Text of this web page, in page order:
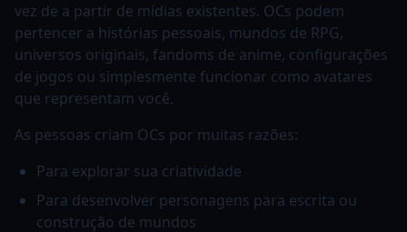
vez de a partir de mídias existentes. OCs podem
pertencer a histórias pessoais, mundos de RPG,
universos originais, fandoms de anime, configurações
de jogos ou simplesmente funcionar como avatares
que representam você.
As pessoas criam OCs por muitas razões:
Para explorar sua criatividade
Para desenvolver personagens para escrita ou
construção de mundos